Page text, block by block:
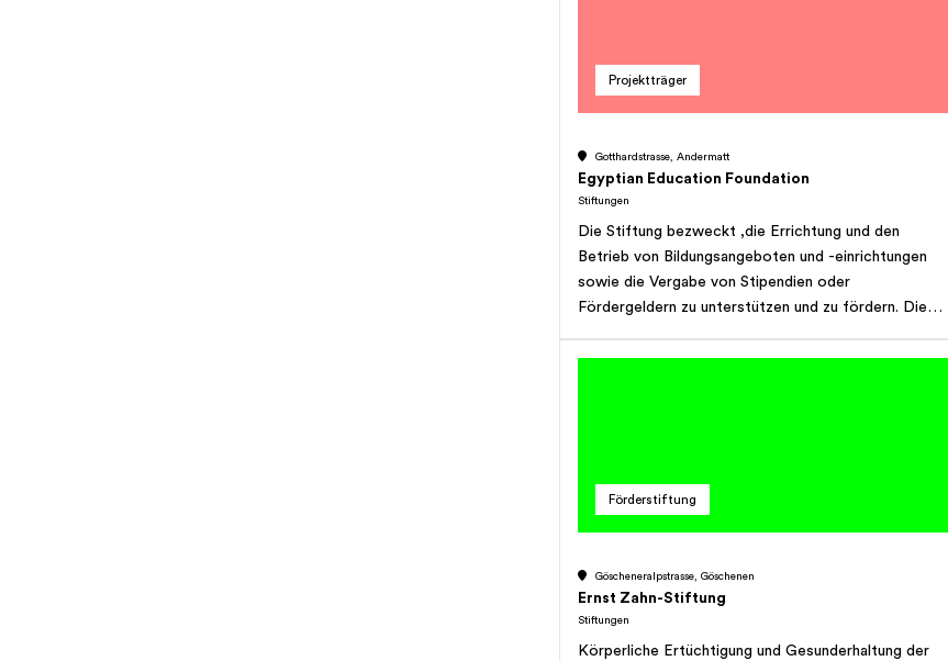
Projektträger
Gotthardstrasse, Andermatt
Egyptian Education Foundation
Stiftungen
Die Stiftung bezweckt ,die Errichtung und den
Betrieb von Bildungsangeboten und -einrichtungen
sowie die Vergabe von Stipendien oder
Fördergeldern zu unterstützen und zu fördern. Die
Ausland tätig. Die Stiftung ist nicht gewinnstrebig.
Förderstiftung
Göscheneralpstrasse, Göschenen
Ernst Zahn-Stiftung
Stiftungen
Körperliche Ertüchtigung und Gesunderhaltung der